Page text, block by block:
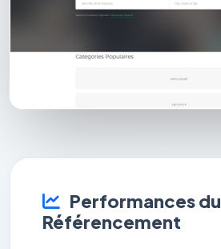
Performances du
Référencement